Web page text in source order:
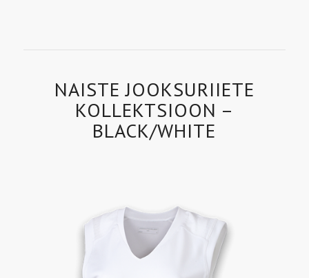
NAISTE JOOKSURIIETE
KOLLEKTSIOON –
BLACK/WHITE